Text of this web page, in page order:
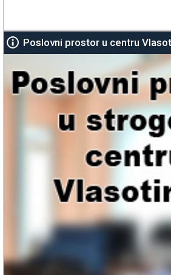
Poslovni prostor u centru